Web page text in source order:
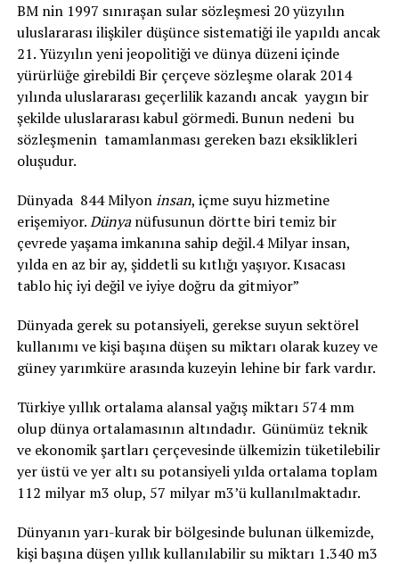
BM nin 1997 sınıraşan sular sözleşmesi 20 yüzyılın
uluslararası ilişkiler düşünce sistematiği ile yapıldı ancak
21. Yüzyılın yeni jeopolitiği ve dünya düzeni içinde
yürürlüğe girebildi Bir çerçeve sözleşme olarak 2014
yılında uluslararası geçerlilik kazandı ancak yaygın bir
şekilde uluslararası kabul görmedi. Bunun nedeni bu
sözleşmenin tamamlanması gereken bazı eksiklikleri
oluşudur.
Dünyada 844 Milyoninsan, içme suyu hizmetine
erişemiyor.Dünyanüfusunun dörtte biri temiz bir
çevrede yaşama imkanına sahip değil.4 Milyar insan,
yılda en az bir ay, şiddetli su kıtlığı yaşıyor. Kısacası
tablo hiç iyi değil ve iyiye doğru da gitmiyor”
Dünyada gerek su potansiyeli, gerekse suyun sektörel
kullanımı ve kişi başına düşen su miktarı olarak kuzey ve
güney yarımküre arasında kuzeyin lehine bir fark vardır.
Türkiye yıllık ortalama alansal yağış miktarı 574 mm
olup dünya ortalamasının altındadır. Günümüz teknik
ve ekonomik şartları çerçevesinde ülkemizin tüketilebilir
yer üstü ve yer altı su potansiyeli yılda ortalama toplam
112 milyar m3 olup, 57 milyar m3’ü kullanılmaktadır.
Dünyanın yarı-kurak bir bölgesinde bulunan ülkemizde,
kişi başına düşen yıllık kullanılabilir su miktarı 1.340 m3